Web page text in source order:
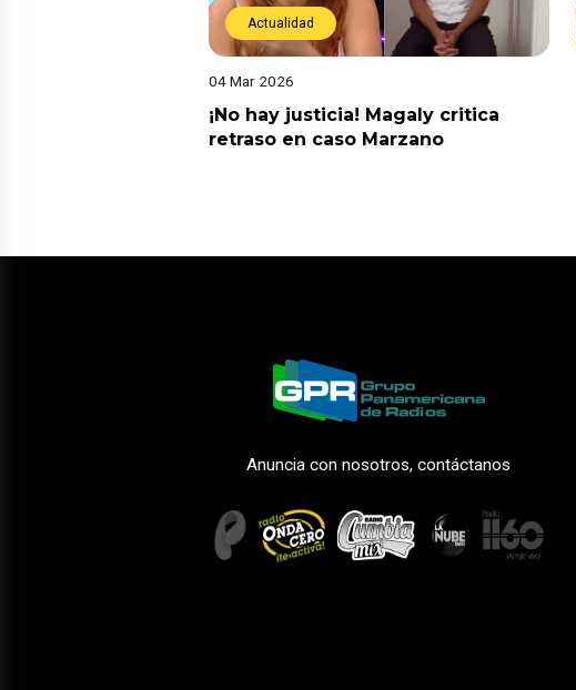
Actualidad
04 Mar 2026
¡No hay justicia! Magaly critica
retraso en caso Marzano
Anuncia con nosotros, contáctanos